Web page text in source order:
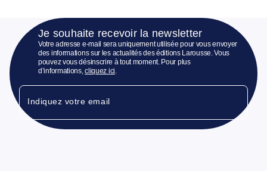
Je souhaite recevoir la newsletter
Votre adresse e-mail sera uniquement utilisée pour vous envoyer
des informations sur les actualités des éditions Larousse. Vous
pouvez vous désinscrire à tout moment. Pour plus
d’informations,cliquez ici.
Indiquez votre email